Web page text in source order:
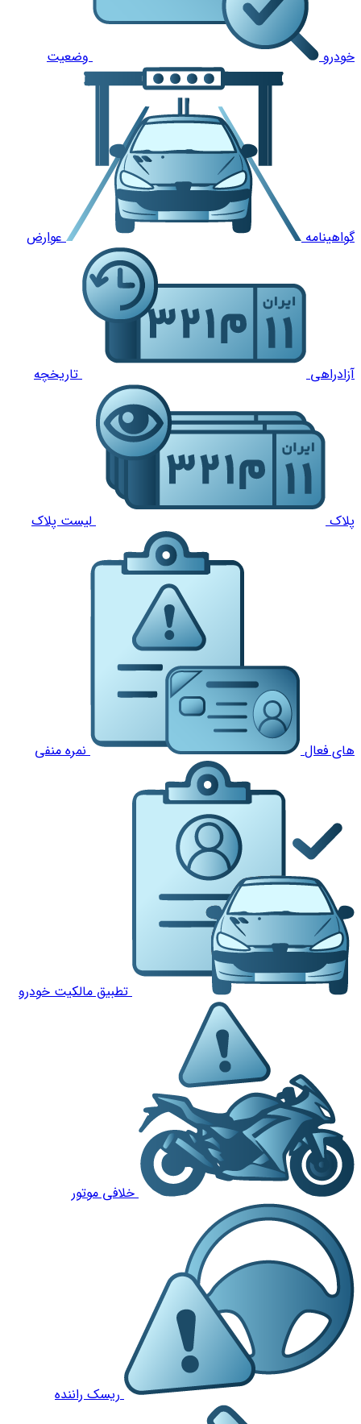
خودرو وضعیت
گواهینامه عوارض
آزادراهی تاریخچه
پلاک لیست پلاک
های فعال نمره منفی
تطبیق مالکیت خودرو
خلافی موتور
ریسک راننده